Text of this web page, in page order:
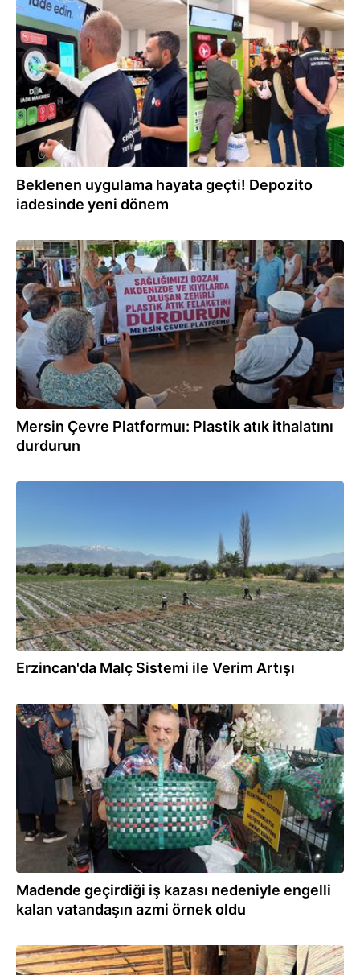
30.07.2026
Beklenen uygulama hayata geçti! Depozito
iadesinde yeni dönem
29.07.2026
Mersin Çevre Platformuı: Plastik atık ithalatını
durdurun
Erzincan'da Malç Sistemi ile Verim Artışı
28.07.2026
Madende geçirdiği iş kazası nedeniyle engelli
kalan vatandaşın azmi örnek oldu
27.07.2026